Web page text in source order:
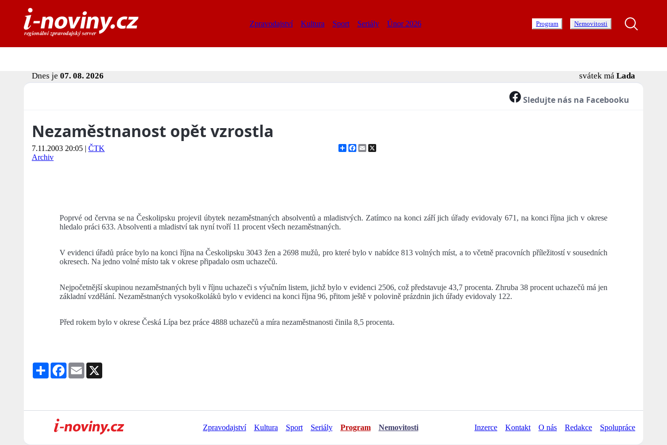
Zpravodajství Kultura Sport Seriály Únor 2026 Program Nemovitosti
Dnes je 07. 08. 2026 svátek má Lada
Sledujte nás na Facebooku
Nezaměstnanost opět vzrostla
7.11.2003 20:05 | ČTK
Archiv
ShareFacebook
Email
Poprvé od června se na Českolipsku projevil úbytek nezaměstnaných absolventů a mladistvých. Zatímco na konci září jich úřady evidovaly 671, na konci října jich v okrese
hledalo práci 633. Absolventi a mladiství tak nyní tvoří 11 procent všech nezaměstnaných.
V evidenci úřadů práce bylo na konci října na Českolipsku 3043 žen a 2698 mužů, pro které bylo v nabídce 813 volných míst, a to včetně pracovních příležitostí v sousedních
okresech. Na jedno volné místo tak v okrese připadalo osm uchazečů.
Nejpočetnější skupinou nezaměstnaných byli v říjnu uchazeči s výučním listem, jichž bylo v evidenci 2506, což představuje 43,7 procenta. Zhruba 38 procent uchazečů má jen
základní vzdělání. Nezaměstnaných vysokoškoláků bylo v evidenci na konci října 96, přitom ještě v polovině prázdnin jich úřady evidovaly 122.
Před rokem bylo v okrese Česká Lípa bez práce 4888 uchazečů a míra nezaměstnanosti činila 8,5 procenta.
Share Facebook
Email
Zpravodajství Kultura Sport Seriály Program Nemovitosti Inzerce Kontakt O nás Redakce Spolupráce